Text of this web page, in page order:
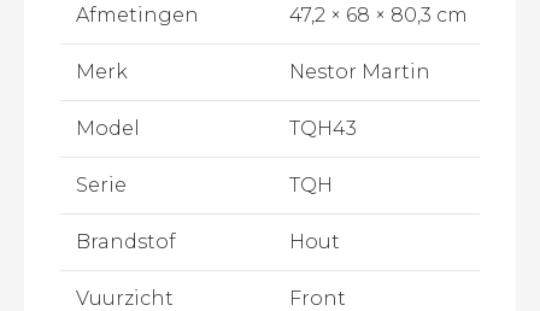
Afmetingen 47,2 × 68 × 80,3 cm
Merk Nestor Martin
Model TQH43
Serie TQH
Brandstof Hout
Vuurzicht Front